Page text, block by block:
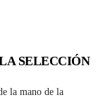
SELECCIÓN
la mano de la